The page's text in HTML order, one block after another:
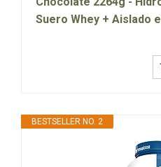
Suero Whey + Aislado
BESTSELLER NO. 2